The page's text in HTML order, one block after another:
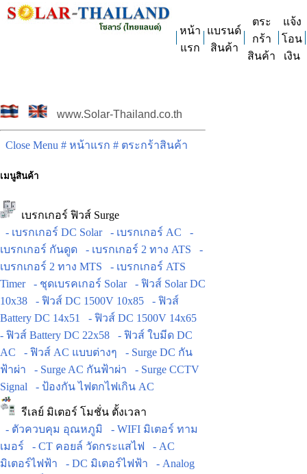
หน้า
แรก
แบรนด์
สินค้า
ตระ
กร้า
สินค้า
แจ้ง
โอน
เงิน
www.Solar-Thailand.co.th
Close Menu # หน้าแรก # ตระกร้าสินค้า
เมนูสินค้า
เบรกเกอร์ ฟิวส์ Surge
- เบรกเกอร์ DC Solar
- เบรกเกอร์ AC
-
เบรกเกอร์ กันดูด
- เบรกเกอร์ 2 ทาง ATS
-
เบรกเกอร์ 2 ทาง MTS
- เบรกเกอร์ ATS
Timer
- ชุดเบรคเกอร์ Solar
- ฟิวส์ Solar DC
10x38
- ฟิวส์ DC 1500V 10x85
- ฟิวส์
Battery DC 14x51
- ฟิวส์ DC 1500V 14x65
- ฟิวส์ Battery DC 22x58
- ฟิวส์ ใบมีด DC
AC
- ฟิวส์ AC แบบต่างๆ
- Surge DC กัน
ฟ้าผ่า
- Surge AC กันฟ้าผ่า
- Surge CCTV
Signal
- ป้องกัน ไฟตกไฟเกิน AC
รีเลย์ มิเตอร์ โมชั่น ตั้งเวลา
- ตัวควบคุม อุณหภูมิ
- WIFI มิเตอร์ ทาม
เมอร์
- CT คอยล์ วัดกระแสไฟ
- AC
มิเตอร์ไฟฟ้า
- DC มิเตอร์ไฟฟ้า
- Analog